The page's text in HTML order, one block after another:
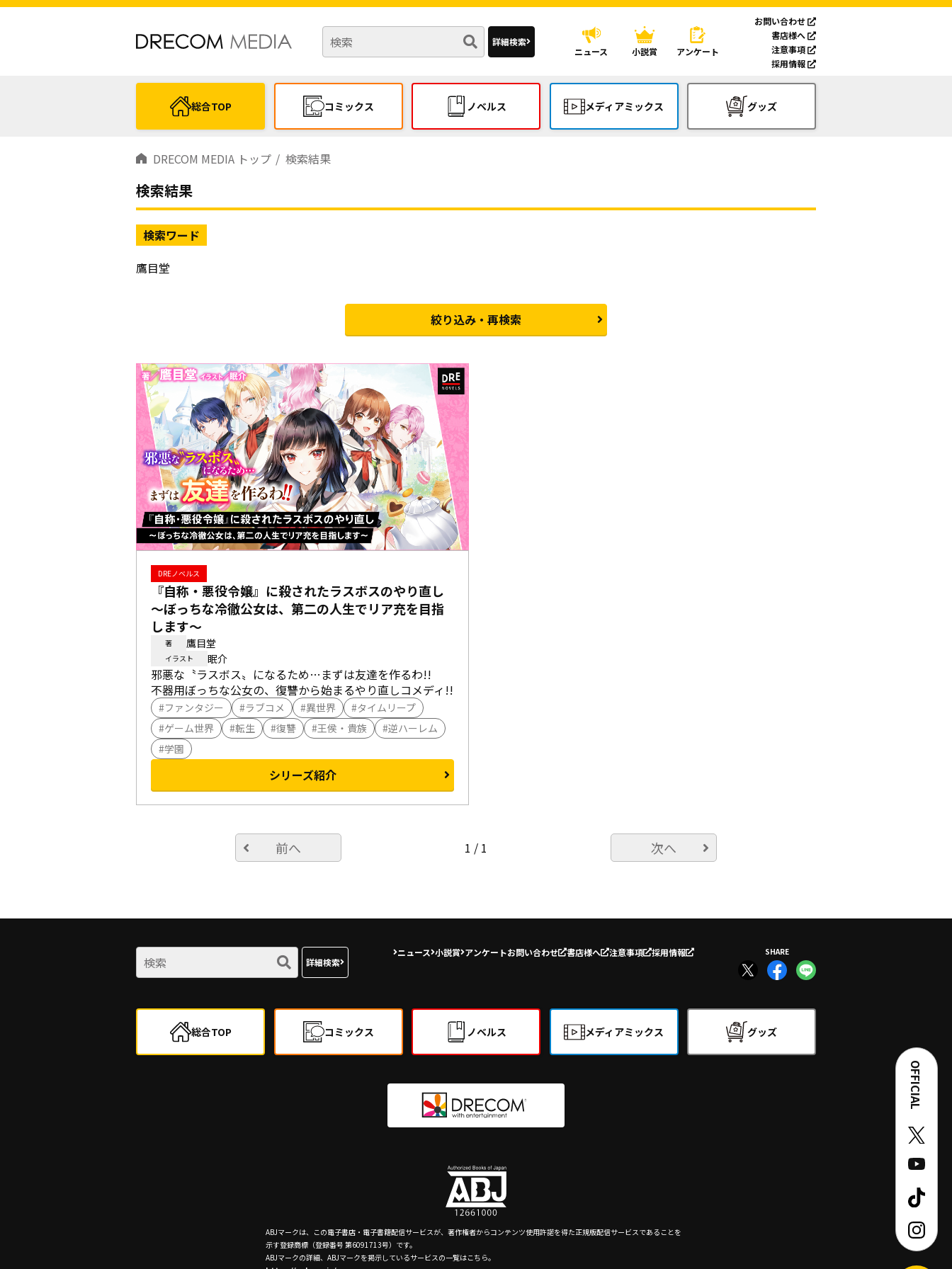
詳細検索
ニュース
小説賞 アンケート
お問い合わせ
書店様へ
注意事項
採用情報
総合TOP コミックス ノベルス メディアミックス グッズ
DRECOM MEDIA トップ 検索結果
検索結果
検索ワード
鷹目堂
絞り込み・再検索
DREノベルス
『自称・悪役令嬢』に殺されたラスボスのやり直し
～ぼっちな冷徹公女は、第二の人生でリア充を目指
します～
著 鷹目堂
イラスト 眠介
邪悪な〝ラスボス〟になるため…まずは友達を作るわ!!
不器用ぼっちな公女の、復讐から始まるやり直しコメディ!!
ファンタジー ラブコメ 異世界
タイムリープ
ゲーム世界
転生 復讐 王侯・貴族
逆ハーレム
学園
シリーズ紹介
前へ 1 / 1 次へ
詳細検索
ニュース 小説賞 アンケートお問い合わせ 書店様へ 注意事項 採用情報 SHARE
総合TOP コミックス ノベルス メディアミックス グッズ
ABJマークは、この電子書店・電子書籍配信サービスが、著作権者からコンテンツ使用許諾を得た正規版配信サービスであることを
示す登録商標（登録番号 第6091713号）です。
ABJマークの詳細、ABJマークを掲示しているサービスの一覧はこちら。
OFFICIAL